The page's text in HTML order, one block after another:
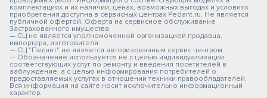
комплектациях и их наличии, ценах, возможных выгодах и условиях
приобретения доступна в сервисных центрах Pedant.ru. Не является
публичной офертой. Оферта на сервисное обслуживание
Застрахованного имущества
— СЦ не является уполномоченной организацией продавца,
импортера, изготовителя.
— СЦ "Педант" не является авторизованным сервис центром.
— Обозначение используется не с целью индивидуализации
соответствующих услуг по ремонту и введения посетителей в
заблуждение, а с целью информирования потребителей о
предоставляемых услугах в отношении техники правообладателей.
Вся информация на сайте носит исключительно информационный
характер.